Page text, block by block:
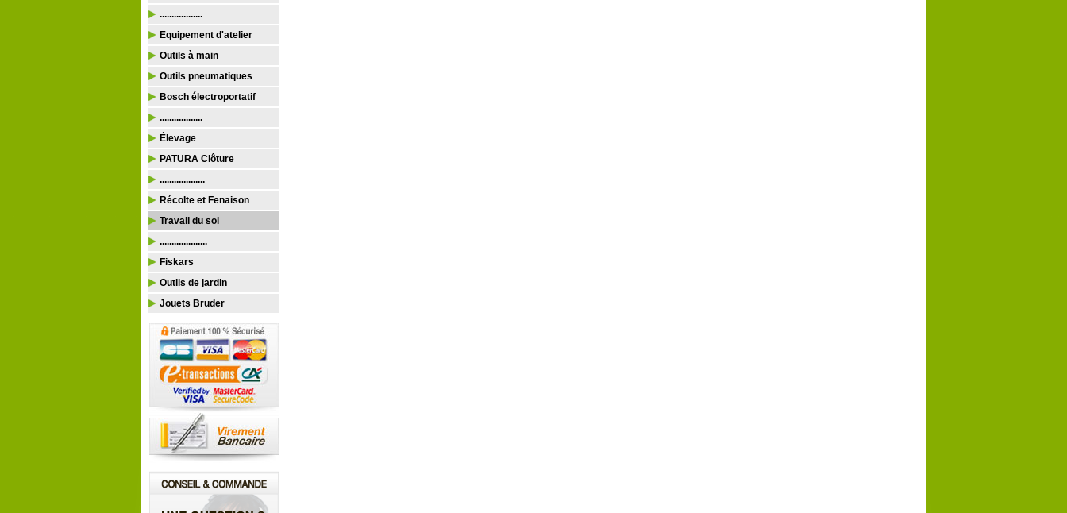
..................
Equipement d'atelier
Outils à main
Outils pneumatiques
Bosch électroportatif
..................
Élevage
PATURA Clôture
...................
Récolte et Fenaison
Travail du sol
....................
Fiskars
Outils de jardin
Jouets Bruder